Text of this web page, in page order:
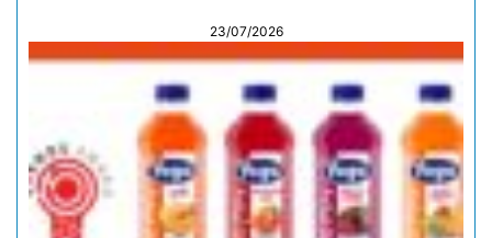
23/07/2026